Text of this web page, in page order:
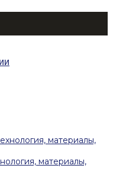
материалы,